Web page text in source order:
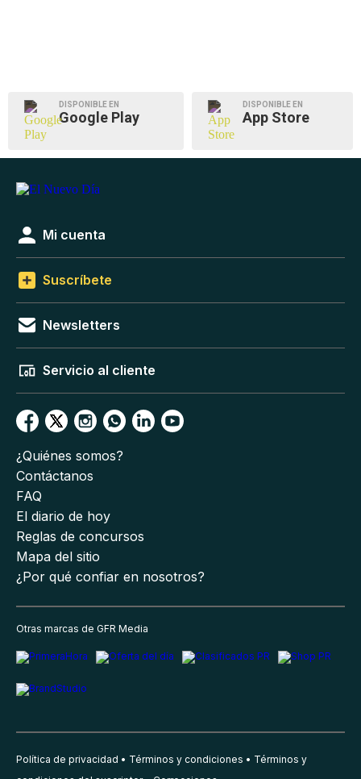
DISPONIBLE EN
Google Play
DISPONIBLE EN
App Store
Mi cuenta
Suscríbete
Newsletters
Servicio al cliente
¿Quiénes somos?
Contáctanos
FAQ
El diario de hoy
Reglas de concursos
Mapa del sitio
¿Por qué confiar en nosotros?
Otras marcas de GFR Media
Política de privacidad Términos y condiciones
Términos y